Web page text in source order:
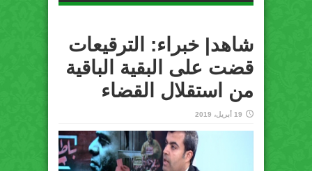
شاهد| خبراء: الترقيعات
قضت على البقية الباقية
من استقلال القضاء
19 أبريل، 2019